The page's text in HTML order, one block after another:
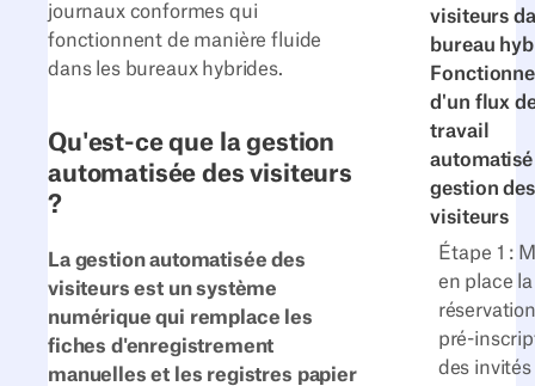
visiteurs
bureau
d'un flux
travail
automatisé
gestion des
visiteurs
Étape 1 :
en place la
pré-
des invités
journaux conformes qui
fonctionnent de manière fluide
dans les bureaux hybrides.
Qu'est-ce que la gestion
automatisée des visiteurs
?
La gestion automatisée des
visiteurs est un système
numérique qui remplace les
fiches d'enregistrement
manuelles et les registres papier